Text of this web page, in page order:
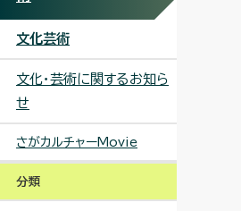
文化芸術
文化・芸術に関するお知ら
せ
さがカルチャーMovie
分類